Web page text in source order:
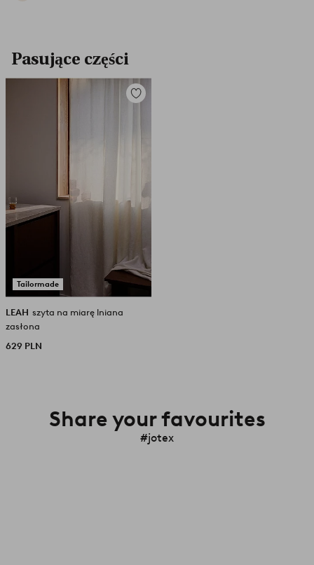
Pasujące części
Tailormade
Dodaj
LEAH szyta na miarę lniana
zasłona
629 PLN
Share your favourites
#jotex